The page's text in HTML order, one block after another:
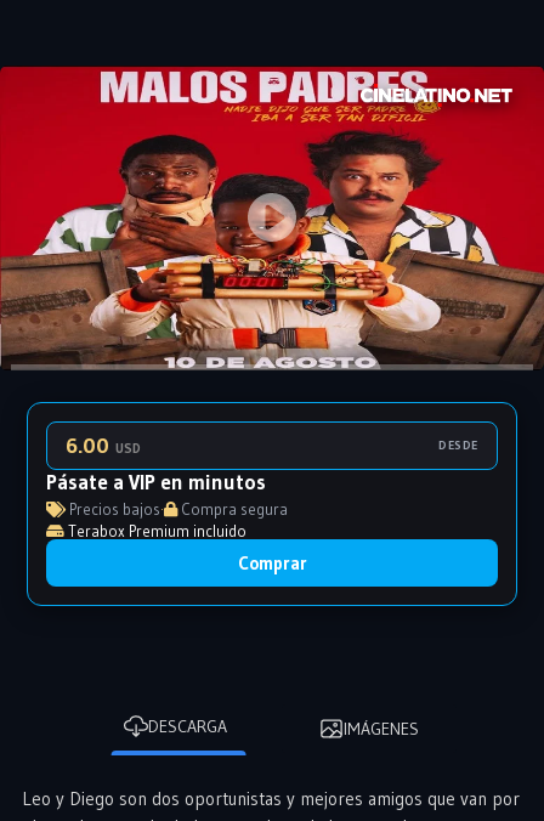
6.00USD DESDE
Pásate a VIP en minutos
Precios bajos·
Compra segura
Terabox Premium incluido
Comprar
DESCARGA IMÁGENES
Leo y Diego son dos oportunistas y mejores amigos que van por